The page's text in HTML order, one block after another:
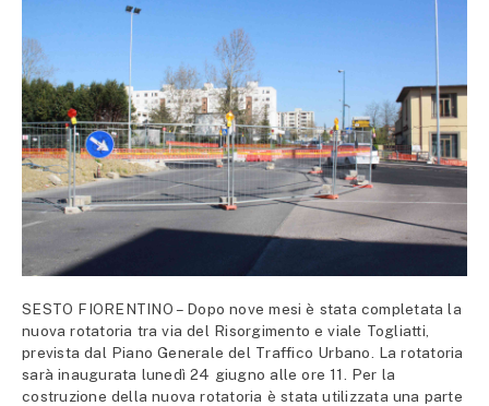
SESTO FIORENTINO – Dopo nove mesi è stata completata la
nuova rotatoria tra via del Risorgimento e viale Togliatti,
prevista dal Piano Generale del Traffico Urbano. La rotatoria
sarà inaugurata lunedì 24 giugno alle ore 11. Per la
costruzione della nuova rotatoria è stata utilizzata una parte